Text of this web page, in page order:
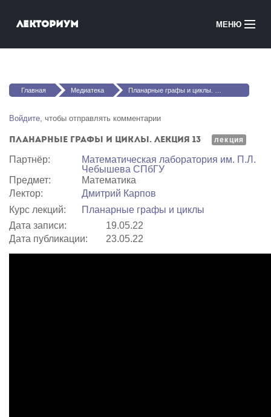
Лекториум МЕНЮ
Медиатека
Courses in English
Вы здесь
Главная Медиатека Планарные графы и циклы. Лекция 13
Войдите, чтобы отправлять комментарии
Планарные графы и циклы. Лекция 13 лекция
Партнёр:
Математичеcкая лаборатория им. П.Л.
Чебышева СПбГУ
Предмет:
Математика
Лектор:
Дмитрий Карпов
Курс лекций:
Планарные графы и циклы
Дата записи:
19.05.22
Дата публикации:
23.05.22